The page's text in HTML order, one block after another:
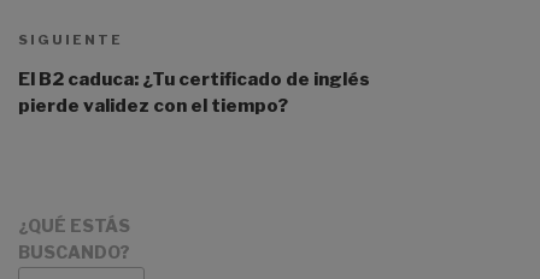
t
v
e
SIGUIENTE
El B2 caduca: ¿Tu certificado de inglés
pierde validez con el tiempo?
¿QUÉ ESTÁS
BUSCANDO?